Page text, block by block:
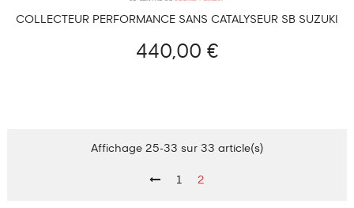
COLLECTEUR PERFORMANCE SANS CATALYSEUR SB SUZUKI
440,00 €
Affichage 25-33 sur 33 article(s)
1 2